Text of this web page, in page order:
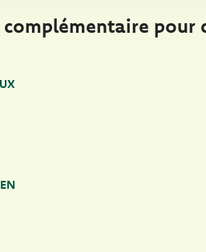
pour